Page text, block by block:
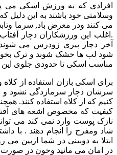
افرادی که به ورزش اسکی می
وسلامتی خود باشند به این دلیل
می کنند ودر معرض باد, سرما
.اغلب این ورزشکاران دچار
آخر دچار پیری زودرس می
شود لب ها خشک شوند و ترک
مناسب اسکی تا حدودی جلوی
برای اسکی بازان استفاده از
سرشان دچار سرمازدگی نشود و
کنیم که از کلاه استفاده کنند.
کیفیت که مخصوص اشعه های
نازک پوست وارد نمی کند می
شاد ومفرح را انجام دهند . با
ابتلا به دوبینی در شما
در امان می مانید وخون در صورت